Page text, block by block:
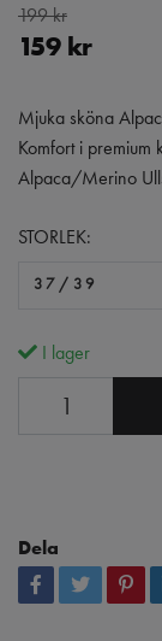
199 kr
159 kr
Mjuka sköna
Komfort i premium
Alpaca/Merino
STORLEK:
37/39
I lager
Dela